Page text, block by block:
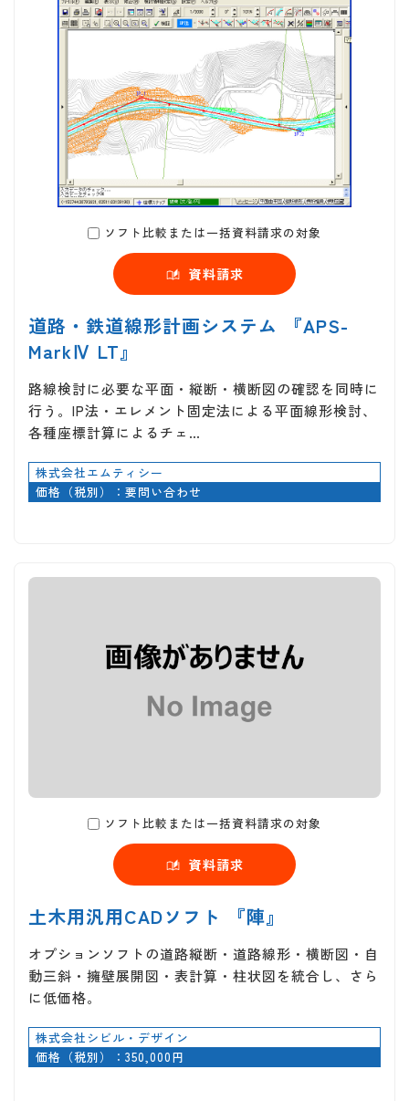
ソフト比較または一括資料請求の対象
資料請求
道路・鉄道線形計画システム 『APS-
MarkⅣ LT』
路線検討に必要な平面・縦断・横断図の確認を同時に
行う。IP法・エレメント固定法による平面線形検討、
各種座標計算によるチェ…
株式会社エムティシー
価格（税別）：要問い合わせ
ソフト比較または一括資料請求の対象
資料請求
土木用汎用CADソフト 『陣』
オプションソフトの道路縦断・道路線形・横断図・自
動三斜・擁壁展開図・表計算・柱状図を統合し、さら
に低価格。
株式会社シビル・デザイン
価格（税別）：350,000円